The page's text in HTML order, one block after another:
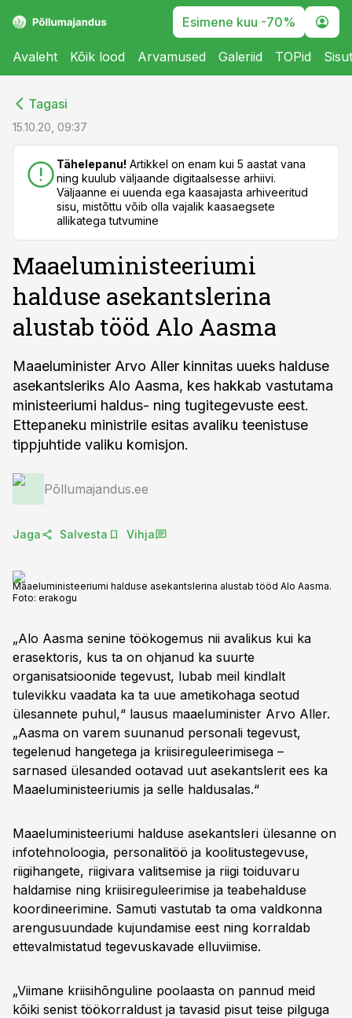
Esimene kuu -70%
Avaleht Kõik lood Arvamused Galeriid TOPid
Tagasi
15.10.20, 09:37
Tähelepanu! Artikkel on enam kui 5 aastat vana
ning kuulub väljaande digitaalsesse arhiivi.
Väljaanne ei uuenda ega kaasajasta arhiveeritud
sisu, mistõttu võib olla vajalik kaasaegsete
allikatega tutvumine
Maaeluministeeriumi
halduse asekantslerina
alustab tööd Alo Aasma
Maaeluminister Arvo Aller kinnitas uueks halduse
asekantsleriks Alo Aasma, kes hakkab vastutama
ministeeriumi haldus- ning tugitegevuste eest.
Ettepaneku ministrile esitas avaliku teenistuse
tippjuhtide valiku komisjon.
Põllumajandus.ee
Jaga Salvesta Vihja
Maaeluministeeriumi halduse asekantslerina alustab tööd Alo Aasma.
Foto: erakogu
„Alo Aasma senine töökogemus nii avalikus kui ka
erasektoris, kus ta on ohjanud ka suurte
organisatsioonide tegevust, lubab meil kindlalt
tulevikku vaadata ka ta uue ametikohaga seotud
ülesannete puhul,“ lausus maaeluminister Arvo Aller.
„Aasma on varem suunanud personali tegevust,
tegelenud hangetega ja kriisireguleerimisega –
sarnased ülesanded ootavad uut asekantslerit ees ka
Maaeluministeeriumis ja selle haldusalas.“
Maaeluministeeriumi halduse asekantsleri ülesanne on
infotehnoloogia, personalitöö ja koolitustegevuse,
riigihangete, riigivara valitsemise ja riigi toiduvaru
haldamise ning kriisireguleerimise ja teabehalduse
koordineerimine. Samuti vastutab ta oma valdkonna
arengusuundade kujundamise eest ning korraldab
ettevalmistatud tegevuskavade elluviimise.
„Viimane kriisihõnguline poolaasta on pannud meid
kõiki senist töökorraldust ja tavasid pisut teise pilguga